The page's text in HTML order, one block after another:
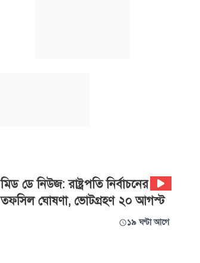
‍মিড ডে নিউজ: রাষ্ট্রপতি নির্বাচনের
তফসিল ঘোষণা, ভোটগ্রহণ ২০ আগস্ট
১৯ ঘণ্টা আগে